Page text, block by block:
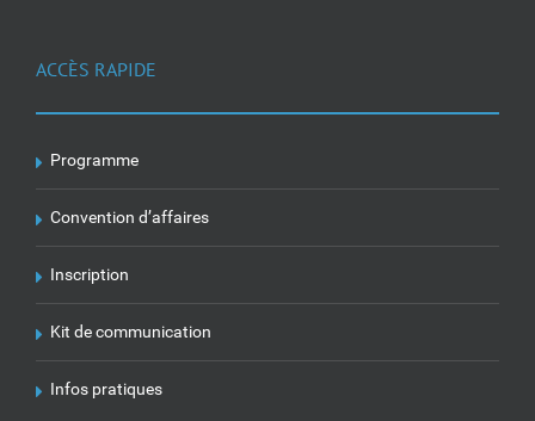
ACCÈS RAPIDE
Programme
Convention d’affaires
Inscription
Kit de communication
Infos pratiques